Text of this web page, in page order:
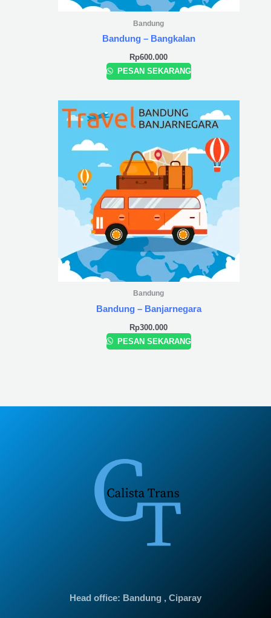
Bandung
Bandung – Bangkalan
Rp600.000
PESAN SEKARANG
Bandung
Bandung – Banjarnegara
Rp300.000
PESAN SEKARANG
Head office: Bandung , Ciparay